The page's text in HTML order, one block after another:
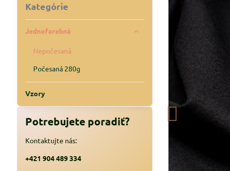
Kategórie
Jednofarebná
Nepočesaná
Počesaná 280g
Vzory
Potrebujete poradiť?
Kontaktujte nás:
+421 904 489 334